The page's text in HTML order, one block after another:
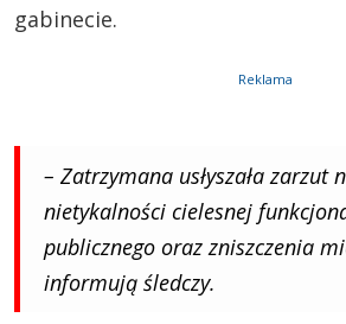
gabinecie.
Reklama
– Zatrzymana usłyszała zarzut
nietykalności cielesnej
publicznego oraz zniszczenia
informują śledczy.